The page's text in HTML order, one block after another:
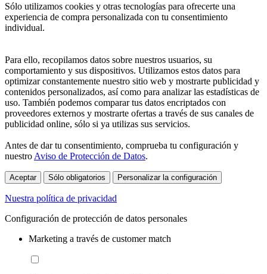
Sólo utilizamos cookies y otras tecnologías para ofrecerte una
experiencia de compra personalizada con tu consentimiento
individual.
Para ello, recopilamos datos sobre nuestros usuarios, su
comportamiento y sus dispositivos. Utilizamos estos datos para
optimizar constantemente nuestro sitio web y mostrarte publicidad y
contenidos personalizados, así como para analizar las estadísticas de
uso. También podemos comparar tus datos encriptados con
proveedores externos y mostrarte ofertas a través de sus canales de
publicidad online, sólo si ya utilizas sus servicios.
Antes de dar tu consentimiento, comprueba tu configuración y
nuestro Aviso de Protección de Datos.
Aceptar Sólo obligatorios Personalizar la configuración
Nuestra política de privacidad
Configuración de protección de datos personales
Marketing a través de customer match